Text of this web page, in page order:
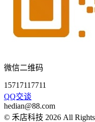
微信二维码
15717117711
QQ交谈
hedian@88.com
© 禾店科技 2026 All Rights